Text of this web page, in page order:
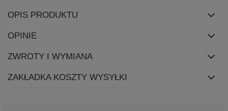
OPIS PRODUKTU
OPINIE
ZWROTY I WYMIANA
ZAKŁADKA KOSZTY WYSYŁKI